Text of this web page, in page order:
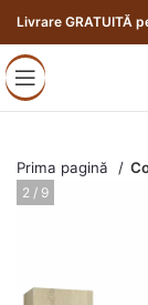
Livrare GRATUITĂ
Prima pagină
2 / 9